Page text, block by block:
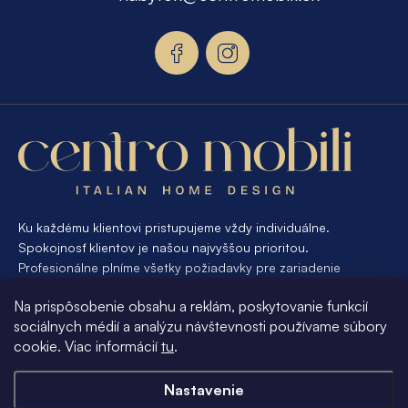
Na prispôsobenie obsahu a reklám, poskytovanie funkcií
sociálnych médií a analýzu návštevnosti používame súbory
cookie. Viac informácií tu.
Nastavenie
e
Ku každému klientovi pristupujeme vždy individuálne.
Spokojnosť klientov je našou najvyššou prioritou.
Profesionálne plníme všetky požiadavky pre zariadenie
nábytku na mieru, presne pre váš interiér, je pre nás
samozrejmosťou Vám vyhovieť.